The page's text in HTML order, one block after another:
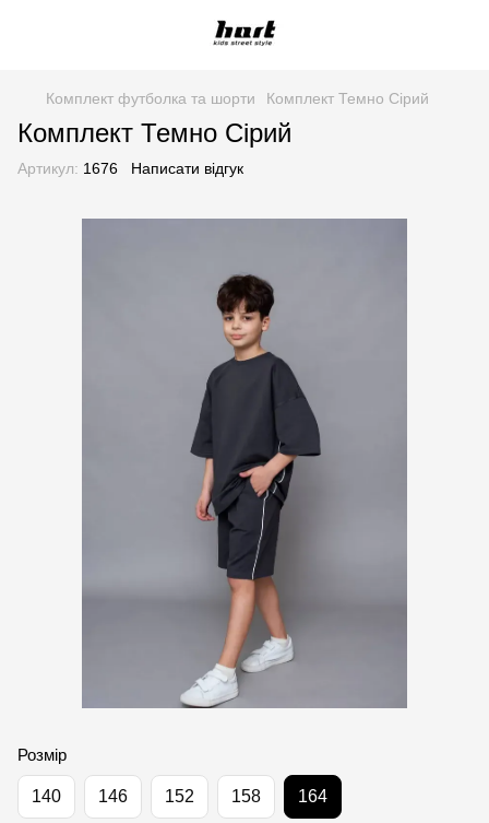
Комплект футболка та шорти Комплект Темно Сірий
Комплект Темно Сірий
Артикул: 1676 Написати відгук
Розмір
140 146 152 158 164